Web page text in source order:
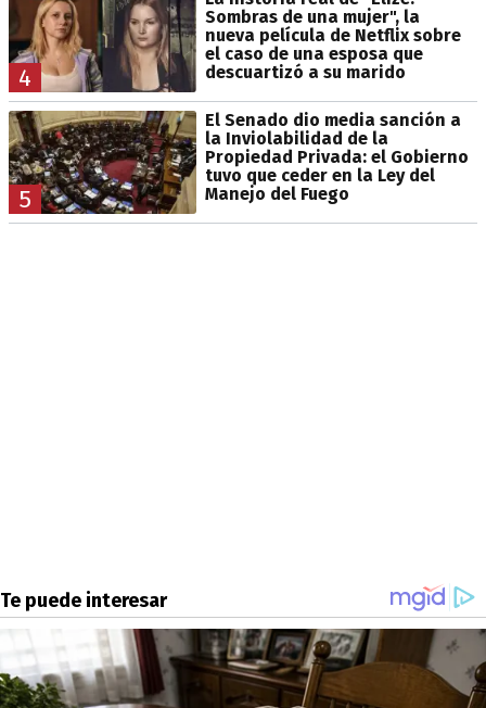
4
Sombras de una mujer", la
nueva película de Netflix sobre
el caso de una esposa que
descuartizó a su marido
5
El Senado dio media sanción a
la Inviolabilidad de la
Propiedad Privada: el Gobierno
tuvo que ceder en la Ley del
Manejo del Fuego